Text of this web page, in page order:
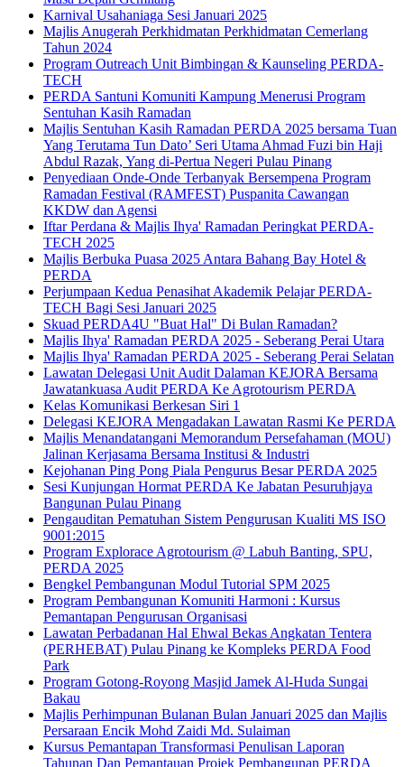
Karnival Usahaniaga Sesi Januari 2025
Majlis Anugerah Perkhidmatan Perkhidmatan Cemerlang
Tahun 2024
Program Outreach Unit Bimbingan & Kaunseling PERDA-
TECH
PERDA Santuni Komuniti Kampung Menerusi Program
Sentuhan Kasih Ramadan
Majlis Sentuhan Kasih Ramadan PERDA 2025 bersama Tuan
Yang Terutama Tun Dato’ Seri Utama Ahmad Fuzi bin Haji
Abdul Razak, Yang di-Pertua Negeri Pulau Pinang
Penyediaan Onde-Onde Terbanyak Bersempena Program
Ramadan Festival (RAMFEST) Puspanita Cawangan
KKDW dan Agensi
Iftar Perdana & Majlis Ihya' Ramadan Peringkat PERDA-
TECH 2025
Majlis Berbuka Puasa 2025 Antara Bahang Bay Hotel &
PERDA
Perjumpaan Kedua Penasihat Akademik Pelajar PERDA-
TECH Bagi Sesi Januari 2025
Skuad PERDA4U "Buat Hal" Di Bulan Ramadan?
Majlis Ihya' Ramadan PERDA 2025 - Seberang Perai Utara
Majlis Ihya' Ramadan PERDA 2025 - Seberang Perai Selatan
Lawatan Delegasi Unit Audit Dalaman KEJORA Bersama
Jawatankuasa Audit PERDA Ke Agrotourism PERDA
Kelas Komunikasi Berkesan Siri 1
Delegasi KEJORA Mengadakan Lawatan Rasmi Ke PERDA
Majlis Menandatangani Memorandum Persefahaman (MOU)
Jalinan Kerjasama Bersama Institusi & Industri
Kejohanan Ping Pong Piala Pengurus Besar PERDA 2025
Sesi Kunjungan Hormat PERDA Ke Jabatan Pesuruhjaya
Bangunan Pulau Pinang
Pengauditan Pematuhan Sistem Pengurusan Kualiti MS ISO
9001:2015
Program Explorace Agrotourism @ Labuh Banting, SPU,
PERDA 2025
Bengkel Pembangunan Modul Tutorial SPM 2025
Program Pembangunan Komuniti Harmoni : Kursus
Pemantapan Pengurusan Organisasi
Lawatan Perbadanan Hal Ehwal Bekas Angkatan Tentera
(PERHEBAT) Pulau Pinang ke Kompleks PERDA Food
Park
Program Gotong-Royong Masjid Jamek Al-Huda Sungai
Bakau
Majlis Perhimpunan Bulanan Bulan Januari 2025 dan Majlis
Persaraan Encik Mohd Zaidi Md. Sulaiman
Kursus Pemantapan Transformasi Penulisan Laporan
Tahunan Dan Pemantauan Projek Pembangunan PERDA